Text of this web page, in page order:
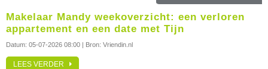
Makelaar Mandy weekoverzicht: een verloren
appartement en een date met Tijn
Datum: 05-07-2026 08:00 | Bron: Vriendin.nl
LEES VERDER